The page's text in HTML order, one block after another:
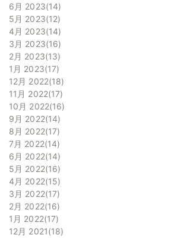
6月 2023 14
5月 2023 12
4月 2023 14
3月 2023 16
2月 2023 13
1月 2023 17
12月 2022 18
11月 2022 17
10月 2022 16
9月 2022 14
8月 2022 17
7月 2022 14
6月 2022 14
5月 2022 16
4月 2022 15
3月 2022 17
2月 2022 16
1月 2022 17
12月 2021 18